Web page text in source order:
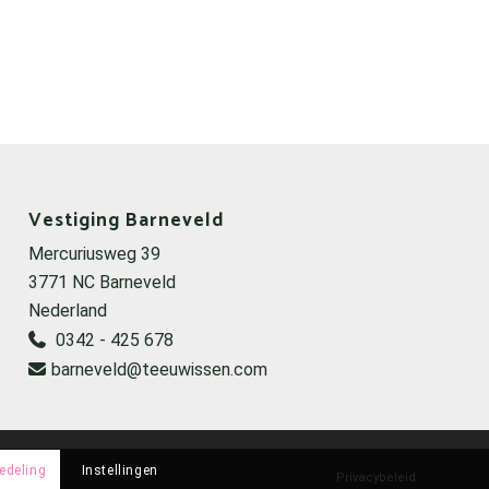
Vestiging Barneveld
Mercuriusweg 39
3771 NC Barneveld
Nederland
0342 - 425 678
barneveld@teeuwissen.com
Privacybeleid
Instellingen